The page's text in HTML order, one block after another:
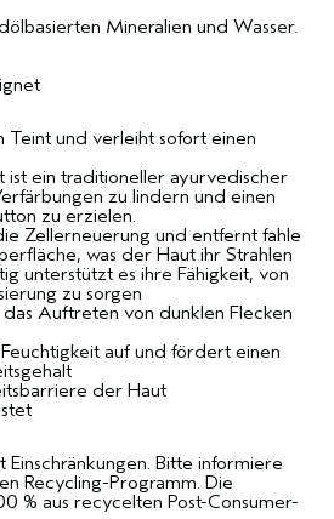
Mineralien und Wasser.
Teint und verleiht sofort einen
ist ein traditioneller ayurvedischer
zu lindern und einen
zu erzielen.
Zellerneuerung und entfernt fahle
was der Haut ihr Strahlen
unterstützt es ihre Fähigkeit, von
zu sorgen
Auftreten von dunklen Flecken
auf und fördert einen
der Haut
Einschränkungen. Bitte informiere
Recycling-Programm. Die
% aus recycelten Post-Consumer-